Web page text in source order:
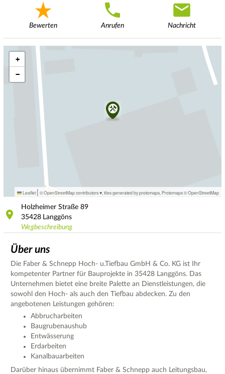
Bewerten Anrufen Nachricht
+
−
Leaflet | © OpenStreetMap contributors ♥, tiles generated by protomaps Protomaps©OpenStreetMap
Holzheimer Straße 89
35428 Langgöns
Wegbeschreibung
Über uns
Die Faber & Schnepp Hoch- u.Tiefbau GmbH & Co. KG ist Ihr
kompetenter Partner für Bauprojekte in 35428 Langgöns. Das
Unternehmen bietet eine breite Palette an Dienstleistungen, die
sowohl den Hoch- als auch den Tiefbau abdecken. Zu den
angebotenen Leistungen gehören:
Abbrucharbeiten
Baugrubenaushub
Entwässerung
Erdarbeiten
Kanalbauarbeiten
Darüber hinaus übernimmt Faber & Schnepp auch Leitungsbau,